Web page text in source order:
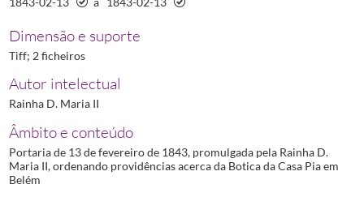
Dimensão e suporte
Tiff; 2 ficheiros
Autor intelectual
Rainha D. Maria II
Âmbito e conteúdo
Portaria de 13 de fevereiro de 1843, promulgada pela Rainha D.
Maria II, ordenando providências acerca da Botica da Casa Pia em
Belém